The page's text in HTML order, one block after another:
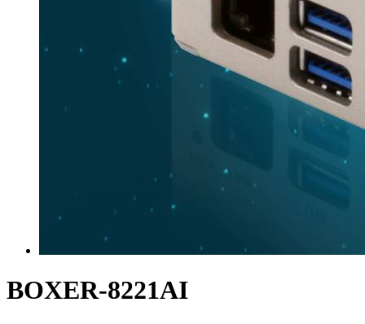
BOXER-8221AI